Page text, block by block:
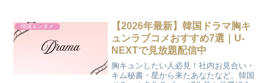
ァンとして見守り続けた私たちの、安堵
とこれからの未来への想いを大切にまと
めました。
韓国エンタメ
【2026年最新】韓国ドラマ胸キ
ュンラブコメおすすめ7選｜U-
NEXTで見放題配信中
胸キュンしたい人必見！社内お見合い・
キム秘書・星から来たあなたなど、韓国